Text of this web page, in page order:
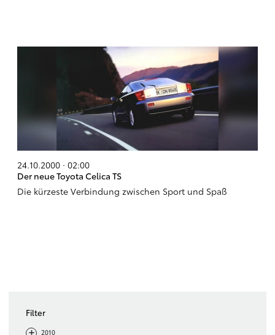
24.10.2000 · 02:00
Der neue Toyota Celica TS
Die kürzeste Verbindung zwischen Sport und Spaß
Filter
+- 2010